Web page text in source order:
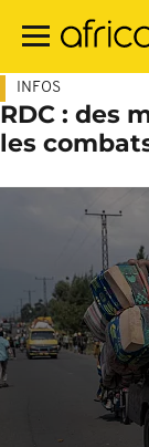
contenu
INFOS
RDC : des
les